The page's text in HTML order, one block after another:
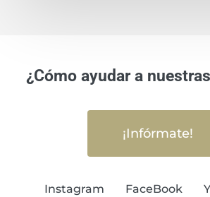
¿Cómo ayudar a
¡Infórmate!
Instagram FaceBook